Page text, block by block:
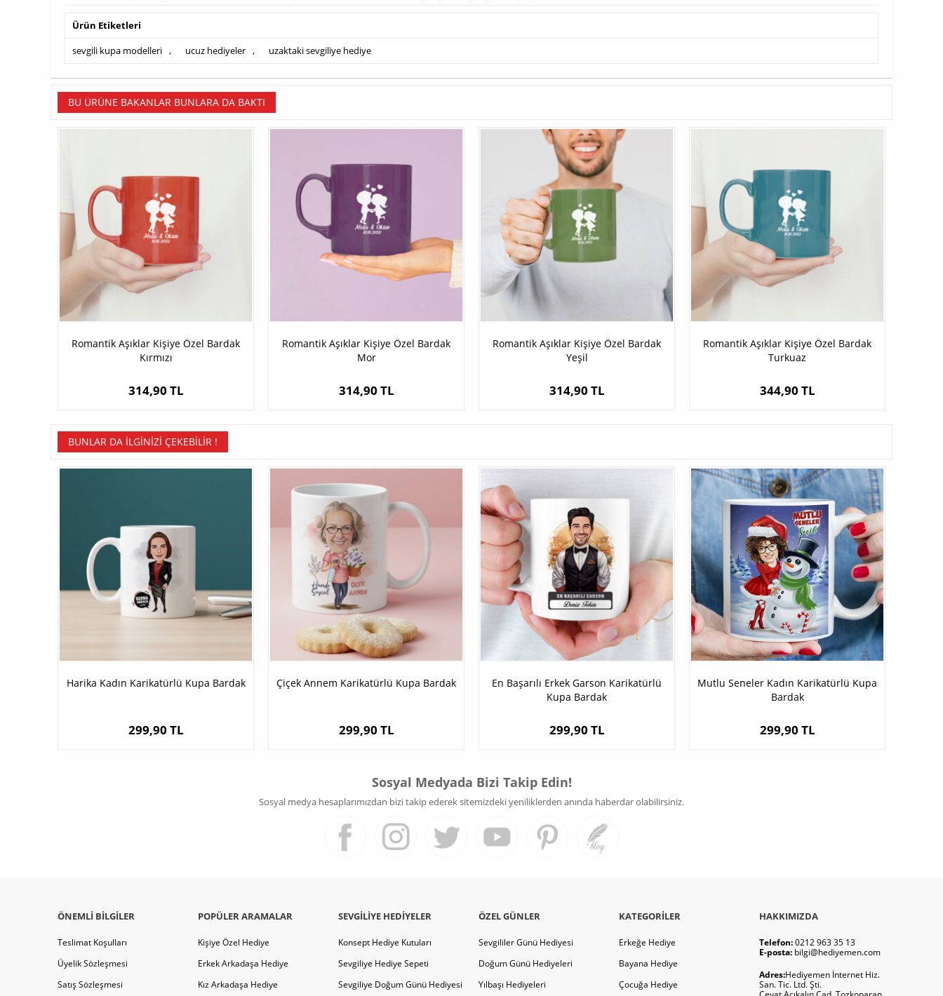
Ürün Etiketleri
sevgili kupa modelleri , ucuz hediyeler , uzaktaki sevgiliye hediye
BU ÜRÜNE BAKANLAR BUNLARA DA BAKTI
Romantik Aşıklar Kişiye Özel Bardak
Kırmızı
314,90 TL
Romantik Aşıklar Kişiye Özel Bardak
Mor
314,90 TL
Romantik Aşıklar Kişiye Özel Bardak
Yeşil
314,90 TL
Romantik Aşıklar Kişiye Özel Bardak
Turkuaz
344,90 TL
BUNLAR DA İLGINIZI ÇEKEBILIR !
Harika Kadın Karikatürlü Kupa Bardak
299,90 TL
Çiçek Annem Karikatürlü Kupa Bardak
299,90 TL
En Başarılı Erkek Garson Karikatürlü
Kupa Bardak
299,90 TL
Mutlu Seneler Kadın Karikatürlü Kupa
Bardak
299,90 TL
Sosyal Medyada Bizi Takip Edin!
Sosyal medya hesaplarımızdan bizi takip ederek sitemizdeki yeniliklerden anında haberdar olabilirsiniz.
ÖNEMLI BILGILER
Teslimat Koşulları
Üyelik Sözleşmesi
Satış Sözleşmesi
POPÜLER ARAMALAR
Kişiye Özel Hediye
Erkek Arkadaşa Hediye
Kız Arkadaşa Hediye
SEVGILIYE HEDIYELER
Konsept Hediye Kutuları
Sevgiliye Hediye Sepeti
Sevgiliye Doğum Günü Hediyesi
ÖZEL GÜNLER
Sevgililer Günü Hediyesi
Doğum Günü Hediyeleri
Yılbaşı Hediyeleri
KATEGORILER
Erkeğe Hediye
Bayana Hediye
Çocuğa Hediye
HAKKIMIZDA
Telefon:0212 963 35 13
E-posta: bilgi@hediyemen.com
Adres:Hediyemen İnternet Hiz.
San. Tic. Ltd. Şti.